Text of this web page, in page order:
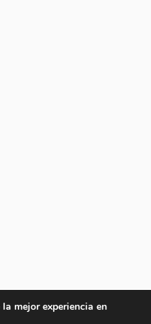
mejor experiencia en